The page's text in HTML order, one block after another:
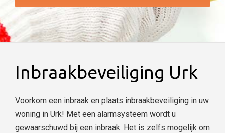
Inbraakbeveiliging Urk
Voorkom een inbraak en plaats inbraakbeveiliging in uw
woning in Urk! Met een alarmsysteem wordt u
gewaarschuwd bij een inbraak. Het is zelfs mogelijk om